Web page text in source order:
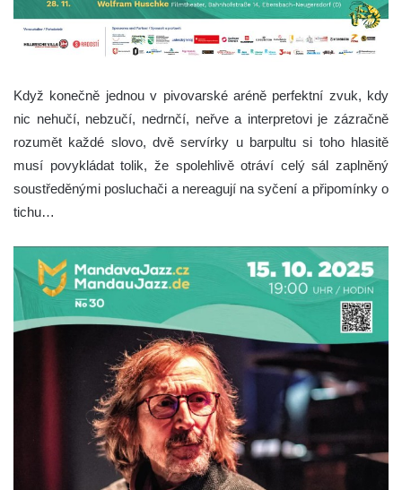
Když konečně jednou v pivovarské aréně perfektní zvuk, kdy
nic nehučí, nebzučí, nedrnčí, neřve a interpretovi je zázračně
rozumět každé slovo, dvě servírky u barpultu si toho hlasitě
musí povykládat tolik, že spolehlivě otráví celý sál zaplněný
soustředěnými posluchači a nereagují na syčení a připomínky o
tichu…